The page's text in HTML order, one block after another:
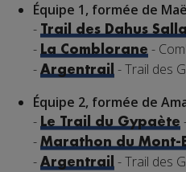
Équipe 1, formée de
- Trail des Dahus
- La Comblorane -
- Argentrail
- Trail des
Équipe 2, formée de
- Le Trail du Gypaète
- Marathon du Mont-
- Argentrail - Trail des